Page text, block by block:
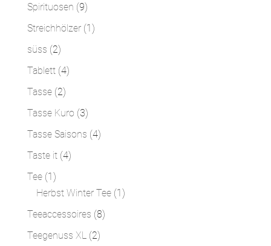
Spirituosen 99
Produkte
Streichhölzer 1 1
süss 22
Produkte
Tablett 44
Tasse 22
Produkte
Tasse Kuro 33
Produkte
Tasse Saisons 44
Taste it 44
Tee 1 1
Produkt
Herbst Winter Tee 1 1
Teeaccessoires 88
Teegenuss XL 22